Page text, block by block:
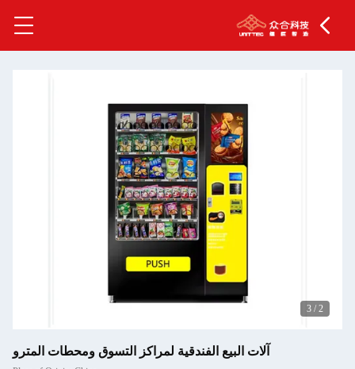
2
/
3
آلات البيع الفندقية لمراكز التسوق ومحطات المترو